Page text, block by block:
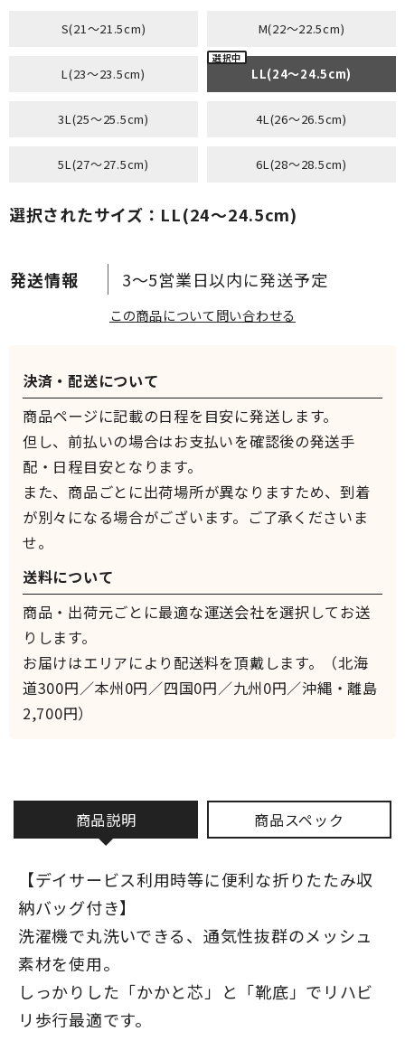
3～5営業日以内に発送予定
S(21～21.5cm) M(22～22.5cm)
L(23～23.5cm) LL(24～24.5cm)
3L(25～25.5cm) 4L(26～26.5cm)
5L(27～27.5cm) 6L(28～28.5cm)
選択されたサイズ：LL(24～24.5cm)
この商品について問い合わせる
商品説明 商品スペック
【デイサービス利用時等に便利な折りたたみ収
納バッグ付き】
洗濯機で丸洗いできる、通気性抜群のメッシュ
素材を使用。
しっかりした「かかと芯」と「靴底」でリハビ
リ歩行最適です。
決済・配送について
商品ページに記載の日程を目安に発送します。
但し、前払いの場合はお支払いを確認後の発送手
配・日程目安となります。
また、商品ごとに出荷場所が異なりますため、到着
が別々になる場合がございます。ご了承くださいま
せ。
送料について
商品・出荷元ごとに最適な運送会社を選択してお送
りします。
お届けはエリアにより配送料を頂戴します。（北海
道300円／本州0円／四国0円／九州0円／沖縄・離島
2,700円）